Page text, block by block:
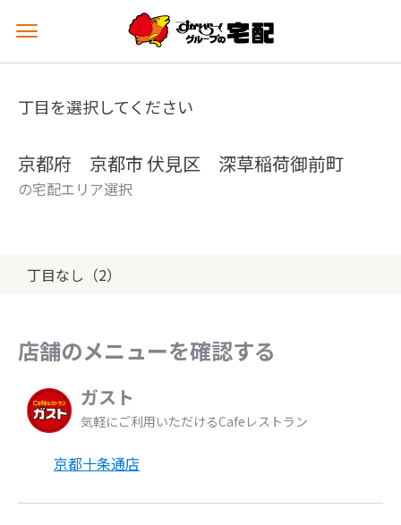
メ
ュ
を
丁目を選択してください
京都府 京都市 伏見区 深草稲荷御前町
の宅配エリア選択
丁目なし（2）
店舗のメニューを確認する
ガスト
気軽にご利用いただけるCafeレストラン
京都十条通店